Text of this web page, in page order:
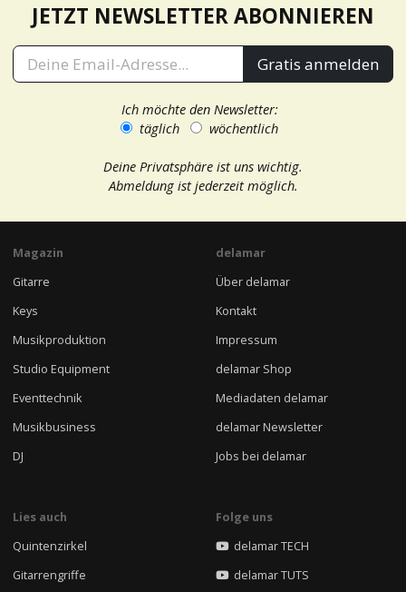
JETZT NEWSLETTER ABONNIEREN
Gratis anmelden
Ich möchte den Newsletter:
täglich
wöchentlich
Deine Privatsphäre ist uns wichtig.
Abmeldung ist jederzeit möglich.
Magazin
Gitarre
Keys
Musikproduktion
Studio Equipment
Eventtechnik
Musikbusiness
DJ
delamar
Über delamar
Kontakt
Impressum
delamar Shop
Mediadaten delamar
delamar Newsletter
Jobs bei delamar
Lies auch
Quintenzirkel
Gitarrengriffe
Folge uns
delamar TECH
delamar TUTS